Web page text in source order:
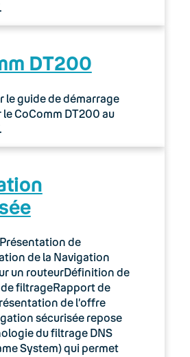
DT200
le guide de démarrage
CoComm DT200 au
de
de la Navigation
un routeurDéfinition de
filtrageRapport de
de l’offre
sécurisée repose
du filtrage DNS
System) qui permet